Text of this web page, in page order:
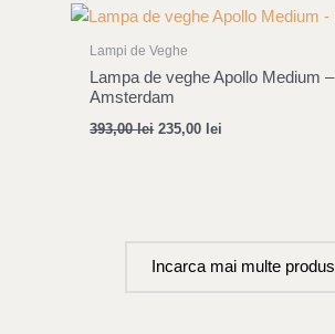
Lampi de Veghe
Lampa de veghe Apollo Medium
Amsterdam
393,00lei
Original
price
was:
235,00 lei
Current
price
Incarca mai multe